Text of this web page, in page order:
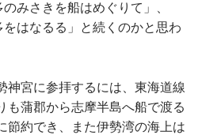
みさきを船はめぐりて」、
はなるる」と続くのかと思わ
宮に参拝するには、東海道線
も蒲郡から志摩半島へ船で渡る
節約でき、また伊勢湾の海上は